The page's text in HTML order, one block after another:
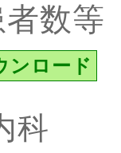
数等
ンロード
科